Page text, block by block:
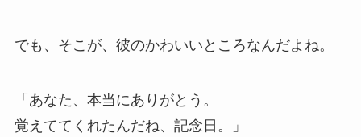
でも、そこが、彼のかわいいところなんだよね。
「あなた、本当にありがとう。
覚えててくれたんだね、記念日。」